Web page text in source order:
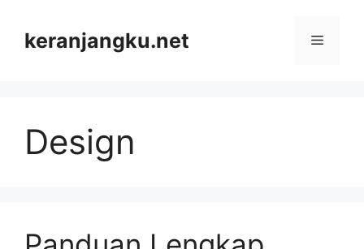
contentkeranjangku.net Menu
Design